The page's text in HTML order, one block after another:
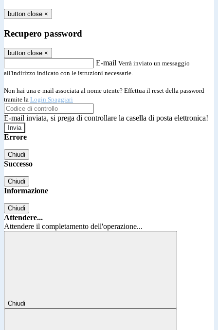
button close ×
Recupero password
button close ×
E-mail Verrà inviato un messaggio
all'indirizzo indicato con le istruzioni necessarie.
Non hai una e-mail associata al nome utente? Effettua il reset della password
tramite la Login Spaggiari
E-mail inviata, si prega di controllare la casella di posta elettronica!
Errore
Chiudi
Successo
Chiudi
Informazione
Chiudi
Attendere...
Attendere il completamento dell'operazione...
Chiudi